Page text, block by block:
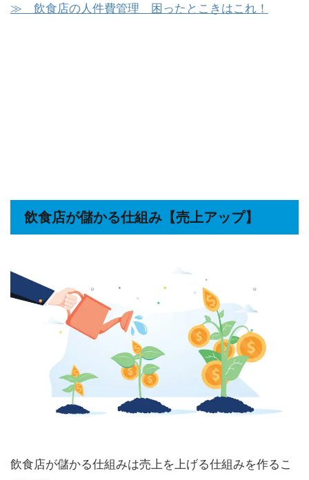
≫ 飲食店の人件費管理 困ったとこきはこれ！
飲食店が儲かる仕組み【売上アップ】
飲食店が儲かる仕組みは売上を上げる仕組みを作るこ